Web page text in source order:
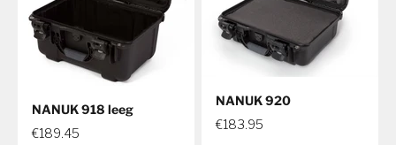
NANUK 918 leeg
€189.45
NANUK 920
€183.95